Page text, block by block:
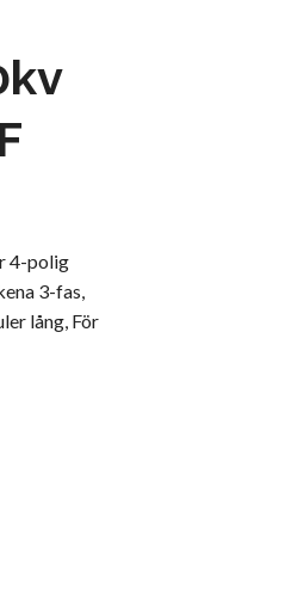
4-polig
3-fas,
lång, För